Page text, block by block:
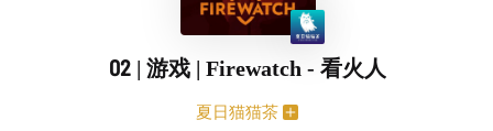
02 | 游戏 | Firewatch - 看火人
夏日猫猫茶